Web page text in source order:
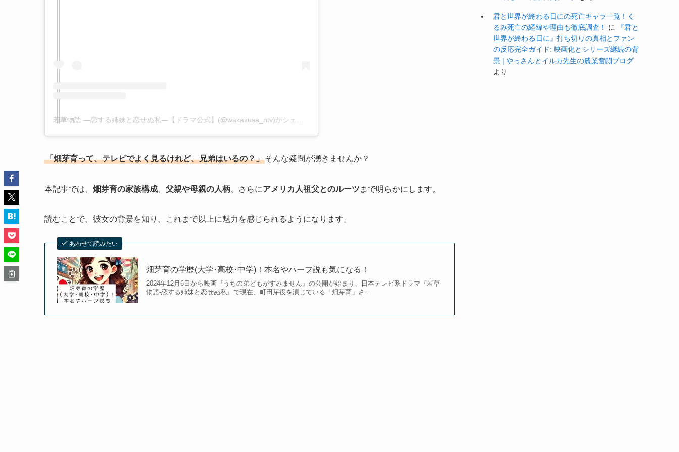
若草物語 ―恋する姉妹と恋せぬ私―【ドラマ公式】(@wakakusa_ntv)がシェアした投稿
「畑芽育って、テレビでよく見るけれど、兄弟はいるの？」そんな疑問が湧きませんか？
本記事では、 畑芽育の家族構成、 父親や母親の人柄、さらにアメリカ人祖父とのルーツ まで明らかにします。
読むことで、彼女の背景を知り、これまで以上に魅力を感じられるようになります。
あわせて読みたい
畑芽育の学歴(大学･高校･中学)！本名やハーフ説も気になる！
2024年12月6日から映画『うちの弟どもがすみません』の公開が始まり、日本テレビ系ドラマ『若草
物語-恋する姉妹と恋せぬ私』で現在、町田芽役を演じている「畑芽育」さ…
君と世界が終わる日にの死亡キャラ一覧！く
るみ死亡の経緯や理由も徹底調査！
に
『君と
世界が終わる日に』打ち切りの真相とファン
の反応完全ガイド: 映画化とシリーズ継続の背
景 | やっさんとイルカ先生の農業奮闘ブログ
より